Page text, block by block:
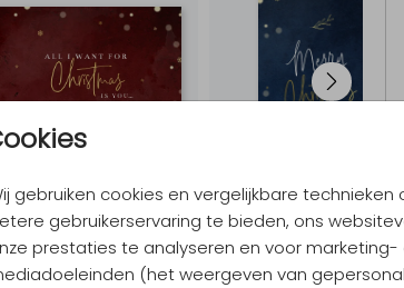
gebruiken cookies en vergelijkbare technieken
gebruikerservaring te bieden, ons
prestaties te analyseren en voor marketing-
(het weergeven van